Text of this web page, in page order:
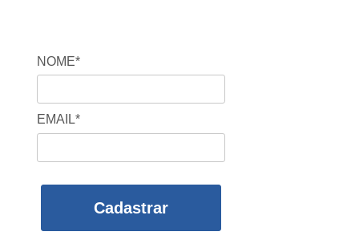
NOME*
EMAIL*
Cadastrar